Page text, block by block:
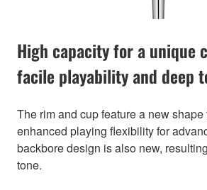
High capacity for a unique
facile playability and deep
The rim and cup feature a new
enhanced playing flexibility for
backbore design is also new,
tone.